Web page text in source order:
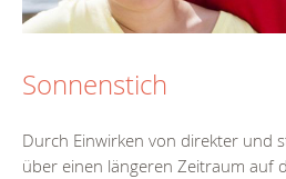
Sonnenstich
Durch Einwirken von direkter und
über einen längeren Zeitraum auf